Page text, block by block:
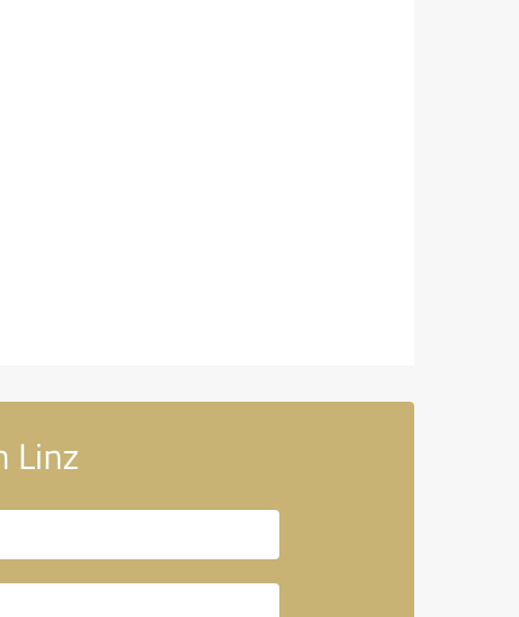
Linz